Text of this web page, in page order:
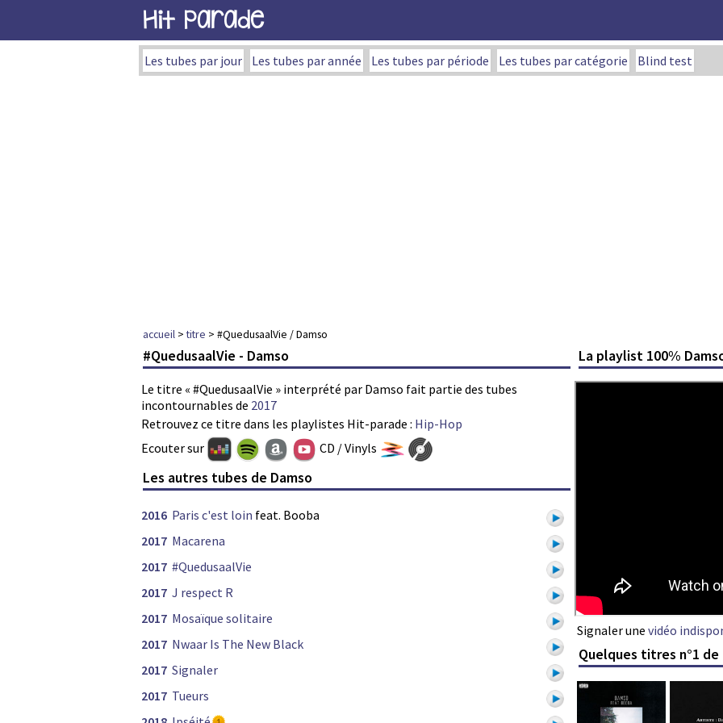
Hit Parade
Les tubes par jour Les tubes par année Les tubes par période Les tubes par catégorie Blind test
accueil >titre > #QuedusaalVie / Damso
#QuedusaalVie - Damso
Le titre « #QuedusaalVie » interprété par Damso fait partie des tubes
incontournables de 2017
Retrouvez ce titre dans les playlistes Hit-parade : Hip-Hop
La playlist 100%
Signaler une vidéo
Ecouter sur CD / Vinyls
Les autres tubes de Damso
2016 Paris c'est loin feat. Booba
2017 Macarena
2017 #QuedusaalVie
2017 J respect R
2017 Mosaïque solitaire
2017 Nwaar Is The New Black
2017 Signaler
2017 Tueurs
Quelques titres n°1 de